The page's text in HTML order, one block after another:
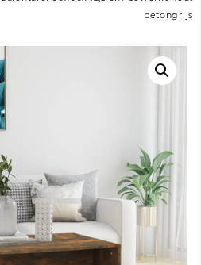
betongrijs